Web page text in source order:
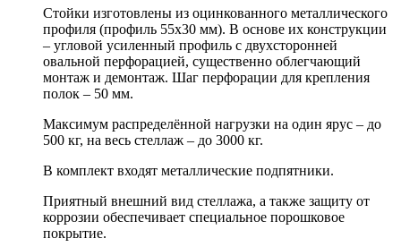
Стойки изготовлены из оцинкованного металлического
профиля (профиль 55х30 мм). В основе их конструкции
– угловой усиленный профиль с двухсторонней
овальной перфорацией, существенно облегчающий
монтаж и демонтаж. Шаг перфорации для крепления
полок – 50 мм.
Максимум распределённой нагрузки на один ярус – до
500 кг, на весь стеллаж – до 3000 кг.
В комплект входят металлические подпятники.
Приятный внешний вид стеллажа, а также защиту от
коррозии обеспечивает специальное порошковое
покрытие.